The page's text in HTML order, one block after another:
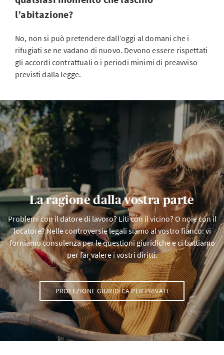
l’abitazione?
No, non si può pretendere dall’oggi al domani che i
rifugiati se ne vadano di nuovo. Devono essere rispettati
gli accordi contrattuali o i periodi minimi di preavviso
previsti dalla legge.
La ragione dalla vostra parte
Problemi con il datore di lavoro? Liti con il vicino? O noie con il
locatore? Nelle controversie legali siamo al vostro fianco: vi
forniamo consulenza per le questioni giuridiche e ci battiamo
per far valere i vostri diritti.
PROTEZIONE GIURIDICA PER PRIVATI